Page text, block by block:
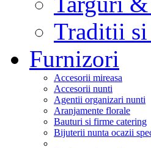
Traditii
Furnizori
Accesorii mireasa
Accesorii nunti
Agentii organizari nunti
Aranjamente florale
Bauturi si firme catering
Bijuterii nunta ocazii